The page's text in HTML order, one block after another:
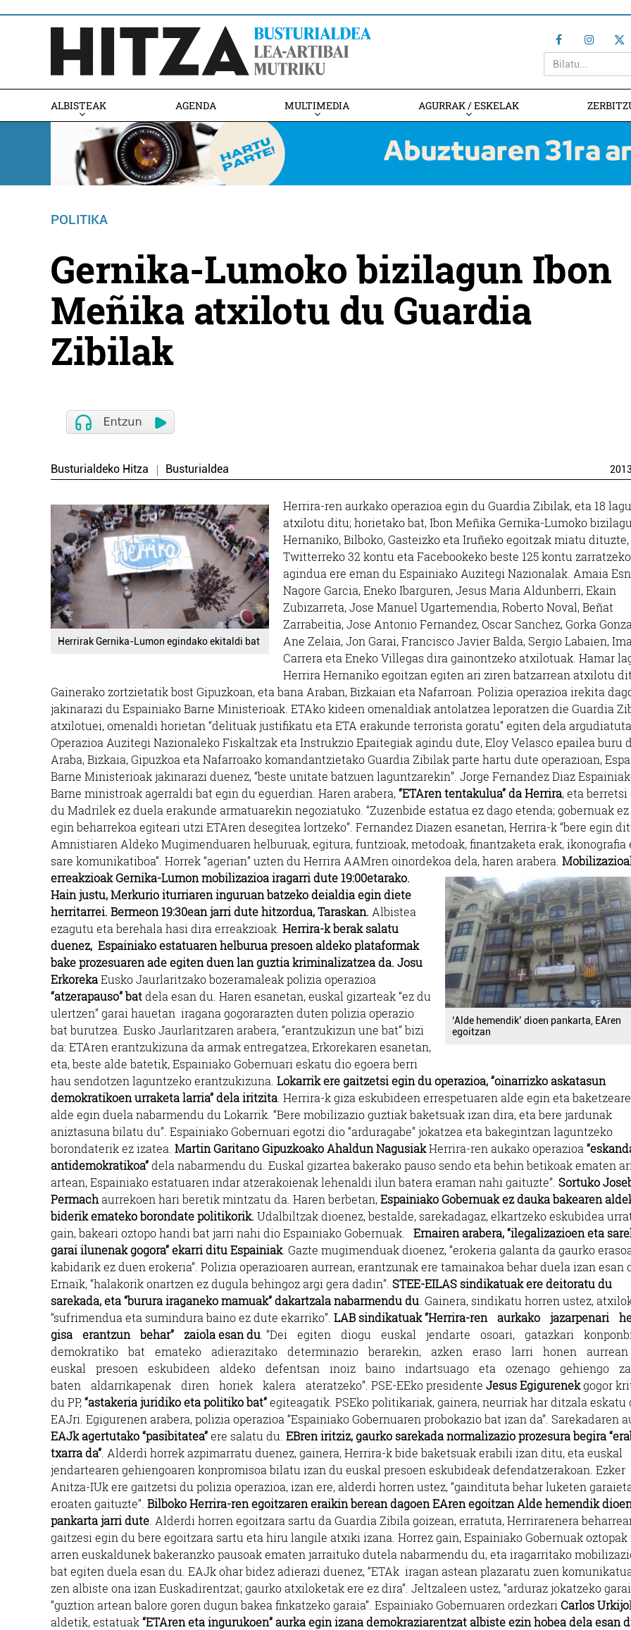
ALBISTEAK AGENDA MULTIMEDIA AGURRAK / ESKELAK
POLITIKA
Gernika-Lumoko bizilagun Ibon
Meñika atxilotu du Guardia
Zibilak
Busturialdeko Hitza Busturialdea 2013
Herrirak Gernika-Lumon egindako ekitaldi bat
Herrira-ren aurkako operazioa egin du Guardia Zibilak, eta 18
atxilotu ditu; horietako bat, Ibon Meñika Gernika-Lumoko
Hernaniko, Bilboko, Gasteizko eta Iruñeko egoitzak miatu dituzte,
Twitterreko 32 kontu eta Facebookeko beste 125 kontu zarratzeko
agindua ere eman du Espainiako Auzitegi Nazionalak. Amaia
Nagore Garcia, Eneko Ibarguren, Jesus Maria Aldunberri, Ekain
Zubizarreta, Jose Manuel Ugartemendia, Roberto Noval, Beñat
Zarrabeitia, Jose Antonio Fernandez, Oscar Sanchez, Gorka
Ane Zelaia, Jon Garai, Francisco Javier Balda, Sergio Labaien,
Carrera eta Eneko Villegas dira gainontzeko atxilotuak. Hamar
Herrira Hernaniko egoitzan egiten ari ziren batzarrean atxilotu
Gainerako zortzietatik bost Gipuzkoan, eta bana Araban, Bizkaian eta Nafarroan. Polizia operazioa irekita
jakinarazi du Espainiako Barne Ministerioak. ETAko kideen omenaldiak antolatzea leporatzen die Guardia
atxilotuei, omenaldi horietan “delituak justifikatu eta ETA erakunde terrorista goratu” egiten dela argudiatuta.
Operazioa Auzitegi Nazionaleko Fiskaltzak eta Instrukzio Epaitegiak agindu dute, Eloy Velasco epailea buru
Araba, Bizkaia, Gipuzkoa eta Nafarroako komandantzietako Guardia Zibilak parte hartu dute operazioan,
Barne Ministerioak jakinarazi duenez, “beste unitate batzuen laguntzarekin”. Jorge Fernandez Diaz
Barne ministroak agerraldi bat egin du eguerdian. Haren arabera,“ETAren tentakulua” da Herrira, eta berretsi
du Madrilek ez duela erakunde armatuarekin negoziatuko. “Zuzenbide estatua ez dago etenda; gobernuak
egin beharrekoa egiteari utzi ETAren desegitea lortzeko”. Fernandez Diazen esanetan, Herrira-k “bere egin
Amnistiaren Aldeko Mugimenduaren helburuak, egitura, funtzioak, metodoak, finantzaketa erak, ikonografia
sare komunikatiboa”. Horrek “agerian” uzten du Herrira AAMren oinordekoa dela, haren arabera.
erreakzioak
‘Alde hemendik’ dioen pankarta, EAren
egoitzan
Gernika-Lumon mobilizazioa iragarri dute 19:00etarako.
Hain justu, Merkurio iturriaren inguruan batzeko deialdia egin diete
herritarrei. Bermeon 19:30ean jarri dute hitzordua, Taraskan. Albistea
ezagutu eta berehala hasi dira erreakzioak. Herrira-k berak salatu
duenez, Espainiako estatuaren helburua presoen aldeko plataformak
bake prozesuaren ade egiten duen lan guztia kriminalizatzea da. Josu
ErkorekaEusko Jaurlaritzako bozeramaleak polizia operazioa
“atzerapauso” batdela esan du. Haren esanetan, euskal gizarteak “ez du
ulertzen” garai hauetan iragana gogorarazten duten polizia operazio
bat burutzea. Eusko Jaurlaritzaren arabera, “erantzukizun une bat” bizi
da: ETAren erantzukizuna da armak entregatzea, Erkorekaren esanetan,
eta, beste alde batetik, Espainiako Gobernuari eskatu dio egoera berri
hau sendotzen laguntzeko erantzukizuna. Lokarrik ere gaitzetsi egin du operazioa, “oinarrizko askatasun
demokratikoen urraketa larria” dela iritzita . Herrira-k giza eskubideen errespetuaren alde egin eta
alde egin duela nabarmendu du Lokarrik. “Bere mobilizazio guztiak baketsuak izan dira, eta bere jardunak
aniztasuna bilatu du”. Espainiako Gobernuari egotzi dio “arduragabe” jokatzea eta bakegintzan laguntzeko
borondaterik ez izatea. Martin Garitano Gipuzkoako Ahaldun NagusiakHerrira-ren aukako operazioa
antidemokratikoa”dela nabarmendu du. Euskal gizartea bakerako pauso sendo eta behin betikoak ematen
artean, Espainiako estatuaren indar atzerakoienak lehenaldi ilun batera eraman nahi gaituzte”. Sortuko
Permachaurrekoen hari beretik mintzatu da. Haren berbetan,Espainiako Gobernuak ez dauka bakearen
biderik emateko borondate politikorik. Udalbiltzak dioenez, bestalde, sarekadagaz, elkartzeko eskubidea
gain, bakeari oztopo handi bat jarri nahi dio Espainiako Gobernuak.
Ernairen arabera, “ilegalizazioen eta
garai ilunenak gogora” ekarri ditu Espainiak. Gazte mugimenduak dioenez, “erokeria galanta da gaurko
kabidarik ez duen erokeria”. Polizia operazioaren aurrean, erantzunak ere tamainakoa behar duela izan esan
Ernaik, “halakorik onartzen ez dugula behingoz argi gera dadin”. STEE-EILAS sindikatuak ere deitoratu du
sarekada, eta “burura iraganeko mamuak” dakartzala nabarmendu du . Gainera, sindikatu horren ustez,
“sufrimendua eta sumindura baino ez dute ekarriko”. LAB sindikatuak “Herrira-ren aurkako jazarpenari
gisa erantzun behar” zaiola esan du . “Dei egiten diogu euskal jendarte osoari, gatazkari
demokratiko bat emateko adierazitako determinazio berarekin, azken eraso larri honen aurrean
euskal presoen eskubideen aldeko defentsan inoiz baino indartsuago eta ozenago gehiengo
baten aldarrikapenak diren horiek kalera ateratzeko”. PSE-EEko presidente Jesus Egigurenekgogor
du PP,“astakeria juridiko eta politiko bat”egiteagatik. PSEko politikariak, gainera, neurriak har ditzala eskatu
EAJri. Egigurenen arabera, polizia operazioa “Espainiako Gobernuaren probokazio bat izan da”. Sarekadaren
EAJk agertutako “pasibitatea”ere salatu du. EBren iritziz, gaurko sarekada normalizazio prozesura begira
txarra da” . Alderdi horrek azpimarratu duenez, gainera, Herrira-k bide baketsuak erabili izan ditu, eta euskal
jendartearen gehiengoaren konpromisoa bilatu izan du euskal presoen eskubideak defendatzerakoan. Ezker
Anitza-IUk ere gaitzetsi du polizia operazioa, izan ere, alderdi horren ustez, “gaindituta behar luketen
eroaten gaituzte”. Bilboko Herrira-ren egoitzaren eraikin berean dagoen EAren egoitzan Alde hemendik
pankarta jarri dute . Alderdi horren egoitzara sartu da Guardia Zibila goizean, erratuta, Herrirarenera
gaitzesi egin du bere egoitzara sartu eta hiru langile atxiki izana. Horrez gain, Espainiako Gobernuak
arren euskaldunek bakeranzko pausoak ematen jarraituko dutela nabarmendu du, eta iragarritako
bat egiten duela esan du. EAJk ohar bidez adierazi duenez, “ETAk iragan astean plazaratu zuen
zen albiste ona izan Euskadirentzat; gaurko atxiloketak ere ez dira”. Jeltzaleen ustez, “arduraz jokatzeko
“guztion artean balore goren dugun bakea finkatzeko garaia”. Espainiako Gobernuaren ordezkari Carlos Urkijo
aldetik, estatuak“ETAren eta ingurukoen” aurka egin izana demokraziarentzat albiste ezin hobea dela esan